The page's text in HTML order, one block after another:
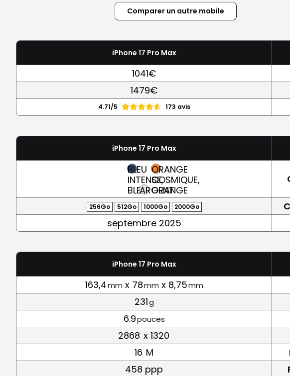
Comparer un autre mobile
iPhone 17 Pro Max
1041€
1479€
4.71/5 173 avis
iPhone 17 Pro Max
BLEU
INTENSE,
BLEUARGENT
ORANGE
COSMIQUE,
ORANGE
256Go 512Go 1000Go 2000Go
septembre 2025
iPhone 17 Pro Max
163,4mm x 78mm x 8,75mm
231g
6.9pouces
2868 x 1320
16 M
458 ppp